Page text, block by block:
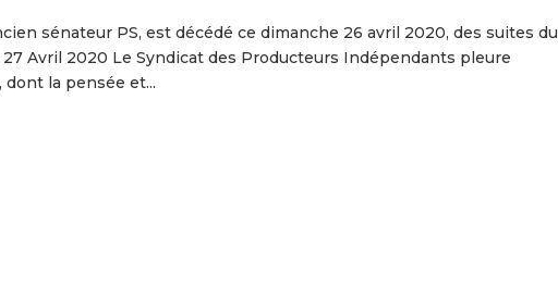
sénateur PS, est décédé ce dimanche 26 avril 2020, des suites du
27 Avril 2020 Le Syndicat des Producteurs Indépendants pleure
dont la pensée et...